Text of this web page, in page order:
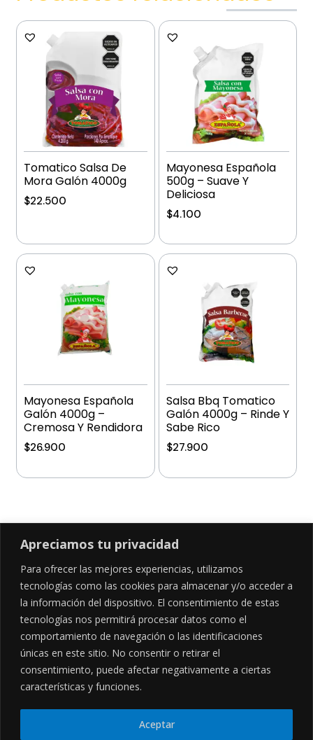
Apreciamos tu privacidad
Para ofrecer las mejores experiencias, utilizamos
tecnologías como las cookies para almacenar y/o acceder a
la información del dispositivo. El consentimiento de estas
tecnologías nos permitirá procesar datos como el
comportamiento de navegación o las identificaciones
únicas en este sitio. No consentir o retirar el
consentimiento, puede afectar negativamente a ciertas
características y funciones.
Aceptar
Tomatico Salsa De
Mora Galón 4000g
$22.500
Mayonesa Española
500g – Suave Y
Deliciosa
$4.100
Mayonesa Española
Galón 4000g –
Cremosa Y Rendidora
$26.900
Salsa Bbq Tomatico
Galón 4000g – Rinde Y
Sabe Rico
$27.900
SÍGUENOS EN
CONTÁCTANOS
Cl. 34 Sur #52-02, Alcala, Bogotá
+57 3046569705
LEGALES
Políticas de privacidad